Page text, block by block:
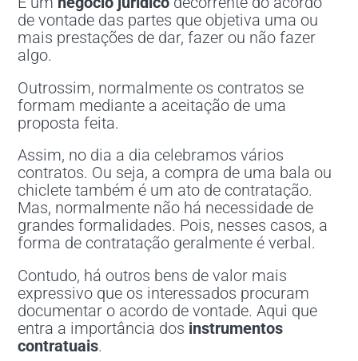
de vontade das partes que objetiva uma ou
mais prestações de dar, fazer ou não fazer
algo.
Outrossim, normalmente os contratos se
formam mediante a aceitação de uma
proposta feita.
Assim, no dia a dia celebramos vários
contratos. Ou seja, a compra de uma bala ou
chiclete também é um ato de contratação.
Mas, normalmente não há necessidade de
grandes formalidades. Pois, nesses casos, a
forma de contratação geralmente é verbal.
Contudo, há outros bens de valor mais
expressivo que os interessados procuram
documentar o acordo de vontade. Aqui que
entra a importância dos instrumentos
contratuais.